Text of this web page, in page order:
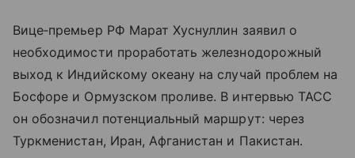
Вице‑премьер РФ Марат Хуснуллин заявил о
необходимости проработать железнодорожный
выход к Индийскому океану на случай проблем на
Босфоре и Ормузском проливе. В интервью ТАСС
он обозначил потенциальный маршрут: через
Туркменистан, Иран, Афганистан и Пакистан.